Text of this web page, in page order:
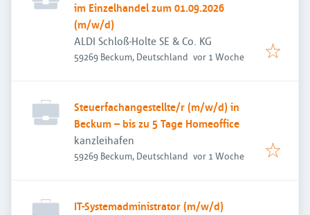
im Einzelhandel zum 01.09.2026
(m/w/d)
ALDI Schloß-Holte SE & Co. KG
59269 Beckum, Deutschland Veröffentlicht
vor 1 Woche
Steuerfachangestellte/r (m/w/d) in
Beckum – bis zu 5 Tage Homeoffice
kanzleihafen
59269 Beckum, Deutschland Veröffentlicht
vor 1 Woche
IT-Systemadministrator (m/w/d)